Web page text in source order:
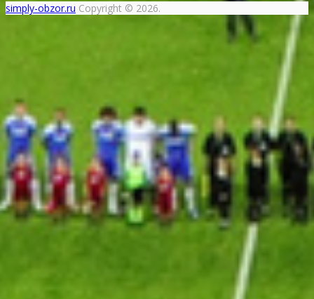
simply-obzor.ru Copyright © 2026.